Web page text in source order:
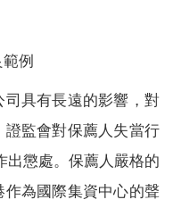
例
具有長遠的影響，對
監會對保薦人失當行
出懲處。保薦人嚴格的
為國際集資中心的聲